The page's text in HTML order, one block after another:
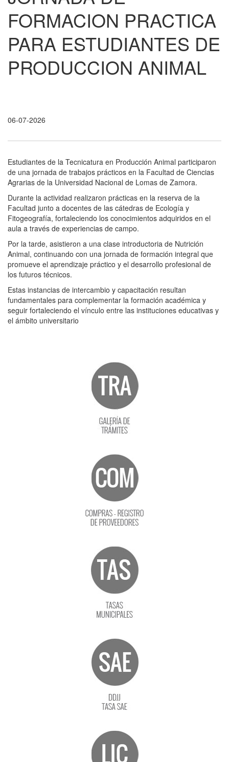
FORMACION PRACTICA
PARA ESTUDIANTES DE
PRODUCCION ANIMAL
06-07-2026
Estudiantes de la Tecnicatura en Producción Animal participaron
de una jornada de trabajos prácticos en la Facultad de Ciencias
Agrarias de la Universidad Nacional de Lomas de Zamora.
Durante la actividad realizaron prácticas en la reserva de la
Facultad junto a docentes de las cátedras de Ecología y
Fitogeografía, fortaleciendo los conocimientos adquiridos en el
aula a través de experiencias de campo.
Por la tarde, asistieron a una clase introductoria de Nutrición
Animal, continuando con una jornada de formación integral que
promueve el aprendizaje práctico y el desarrollo profesional de
los futuros técnicos.
Estas instancias de intercambio y capacitación resultan
fundamentales para complementar la formación académica y
seguir fortaleciendo el vínculo entre las instituciones educativas y
el ámbito universitario